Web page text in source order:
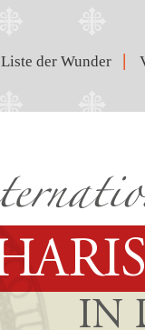
Liste der Wunder |